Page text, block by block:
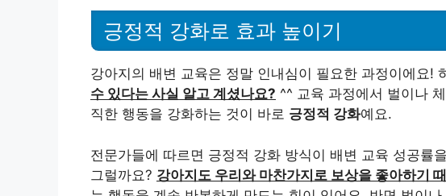
긍정적 강화로 효과 높이기
강아지의 배변 교육은 정말 인내심이 필요한 과정이에요!
수 있다는 사실 알고 계셨나요? ^^ 교육 과정에서 벌이나
직한 행동을 강화하는 것이 바로 긍정적 강화예요.
전문가들에 따르면 긍정적 강화 방식이 배변 교육 성공률
그럴까요? 강아지도 우리와 마찬가지로 보상을 좋아하기